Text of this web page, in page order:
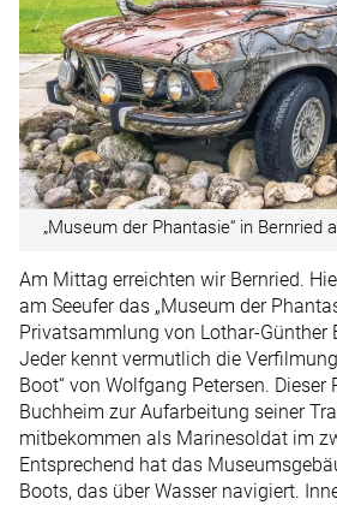
„Museum der Phantasie“ in Bernried
Am Mittag erreichten wir Bernried.
am Seeufer das „Museum der
Privatsammlung von Lothar-Günther
Jeder kennt vermutlich die
Boot“ von Wolfgang Petersen. Dieser
Buchheim zur Aufarbeitung seiner
mitbekommen als Marinesoldat im
Entsprechend hat das
Boots, das über Wasser navigiert.